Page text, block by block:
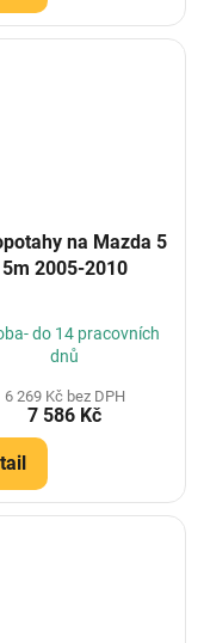
na Mazda 5
5m 2005-2010
do 14 pracovních
dnů
6 269 Kč bez DPH
7 586 Kč